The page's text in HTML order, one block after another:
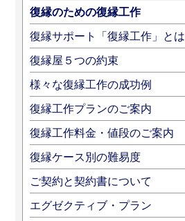
復縁のための復縁工作
復縁サポート「復縁工作」とは
復縁屋５つの約束
様々な復縁工作の成功例
復縁工作プランのご案内
復縁工作料金・値段のご案内
復縁ケース別の難易度
ご契約と契約書について
エグゼクティブ・プラン